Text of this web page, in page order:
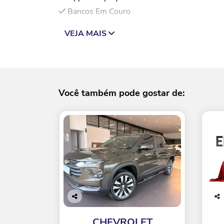
Bancos Em Couro
VEJA MAIS
Você também pode gostar de:
Co